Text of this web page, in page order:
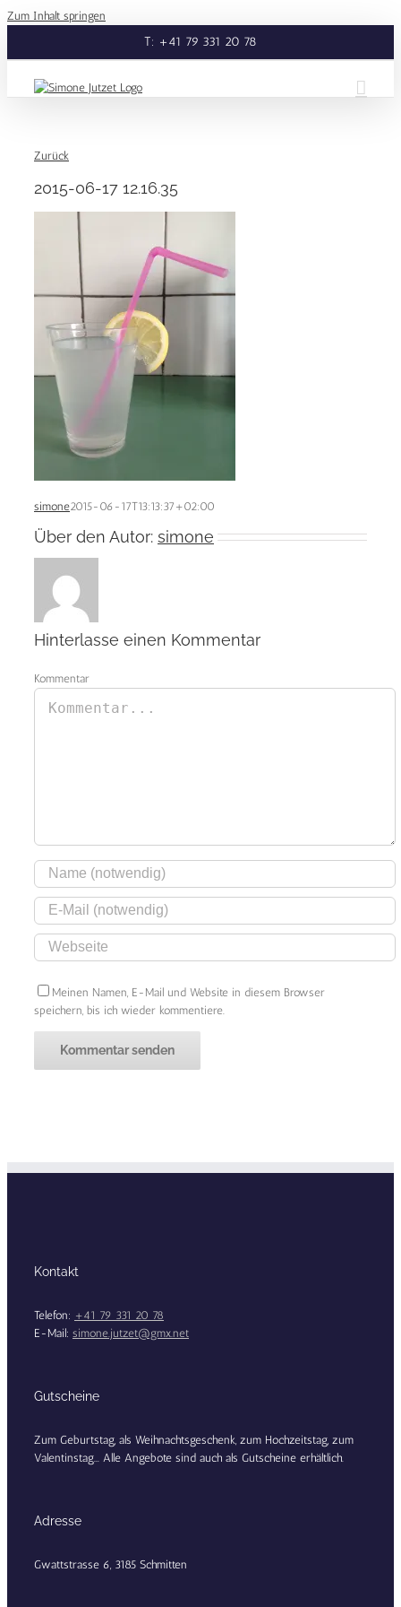
Zum Inhalt springen
T: +41 79 331 20 78
Zurück
2015-06-17 12.16.35
simone2015-06-17T13:13:37+02:00
Über den Autor: simone
Hinterlasse einen Kommentar
Kommentar
Meinen Namen, E-Mail und Website in diesem Browser
speichern, bis ich wieder kommentiere.
Kontakt
Telefon: +41 79 331 20 78
E-Mail: simone.jutzet@gmx.net
Gutscheine
Zum Geburtstag, als Weihnachtsgeschenk, zum Hochzeitstag, zum
Valentinstag... Alle Angebote sind auch als Gutscheine erhältlich.
Adresse
Gwattstrasse 6, 3185 Schmitten